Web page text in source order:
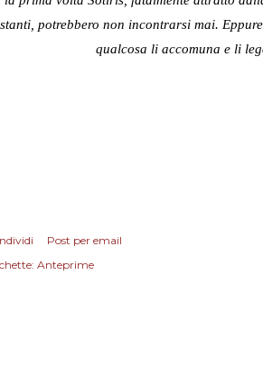
potrebbero non incontrarsi mai.
qualcosa li accomuna e li
Post per email
Anteprime